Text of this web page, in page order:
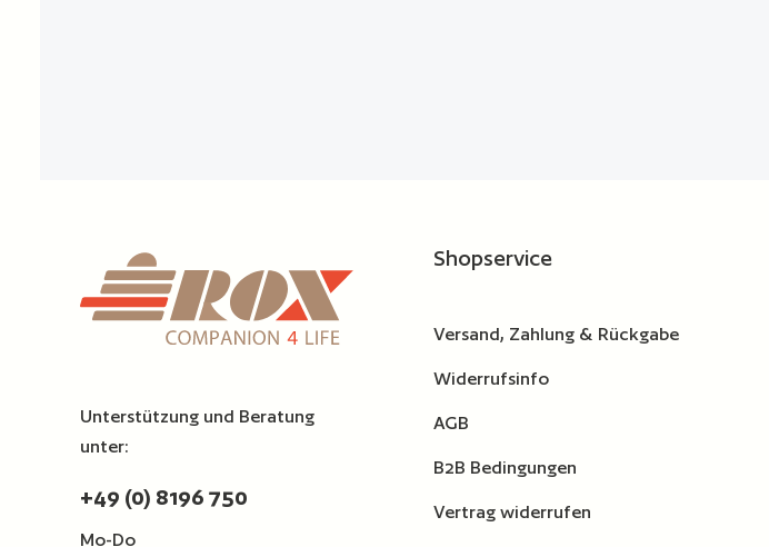
Unterstützung und Beratung
unter:
+49 (0) 8196 750
Mo-Do
Shopservice
Versand, Zahlung & Rückgabe
Widerrufsinfo
AGB
B2B Bedingungen
Vertrag widerrufen